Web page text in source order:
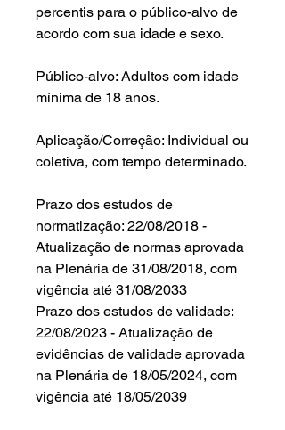
percentis para o público-alvo de
acordo com sua idade e sexo.
Público-alvo: Adultos com idade
mínima de 18 anos.
Aplicação/Correção: Individual ou
coletiva, com tempo determinado.
Prazo dos estudos de
normatização: 22/08/2018 -
Atualização de normas aprovada
na Plenária de 31/08/2018, com
vigência até 31/08/2033
Prazo dos estudos de validade:
22/08/2023 - Atualização de
evidências de validade aprovada
na Plenária de 18/05/2024, com
vigência até 18/05/2039